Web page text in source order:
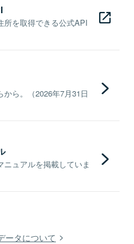
所を取得できる公式API
ら。（2026年7月31日
ュアルを掲載していま
ータについて